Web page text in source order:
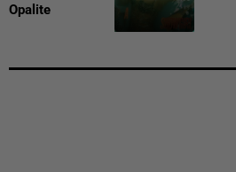
Opalite